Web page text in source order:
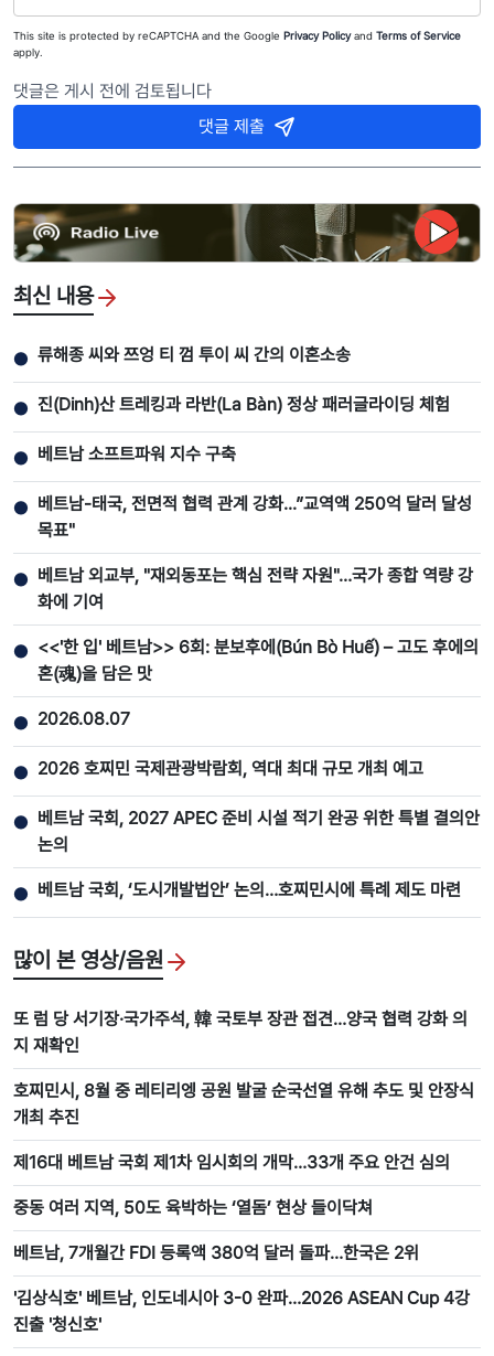
This site is protected by reCAPTCHA and the Google Privacy Policyand Terms of Service
apply.
댓글은 게시 전에 검토됩니다
댓글 제출
최신 내용
● 류해종 씨와 쯔엉 티 껌 투이 씨 간의 이혼소송
● 진(Dinh)산 트레킹과 라반(La Bàn) 정상 패러글라이딩 체험
● 베트남 소프트파워 지수 구축
● 베트남-태국, 전면적 협력 관계 강화...”교역액 250억 달러 달성
목표"
● 베트남 외교부, "재외동포는 핵심 전략 자원"…국가 종합 역량 강
화에 기여
● <<'한 입' 베트남>> 6회: 분보후에(Bún Bò Huế) – 고도 후에의
혼(魂)을 담은 맛
● 2026.08.07
● 2026 호찌민 국제관광박람회, 역대 최대 규모 개최 예고
● 베트남 국회, 2027 APEC 준비 시설 적기 완공 위한 특별 결의안
논의
● 베트남 국회, ‘도시개발법안’ 논의…호찌민시에 특례 제도 마련
많이 본 영상/음원
또 럼 당 서기장·국가주석, 韓 국토부 장관 접견…양국 협력 강화 의
지 재확인
호찌민시, 8월 중 레티리엥 공원 발굴 순국선열 유해 추도 및 안장식
개최 추진
제16대 베트남 국회 제1차 임시회의 개막…33개 주요 안건 심의
중동 여러 지역, 50도 육박하는 ‘열돔’ 현상 들이닥쳐
베트남, 7개월간 FDI 등록액 380억 달러 돌파…한국은 2위
'김상식호' 베트남, 인도네시아 3-0 완파…2026 ASEAN Cup 4강
진출 '청신호'